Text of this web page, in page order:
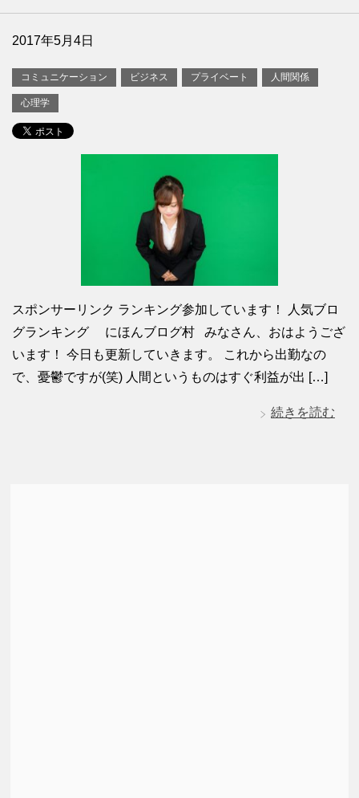
2017年5月4日
コミュニケーション ビジネス プライベート 人間関係
心理学
スポンサーリンク ランキング参加しています！ 人気ブロ
グランキング にほんブログ村 みなさん、おはようござ
います！ 今日も更新していきます。 これから出勤なの
で、憂鬱ですが(笑) 人間というものはすぐ利益が出 […]
続きを読む